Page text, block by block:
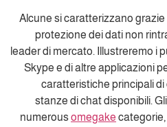
Alcune si caratterizzano
protezione dei dati non
leader di mercato. Illustreremo i
Skype e di altre applicazioni
caratteristiche principali
stanze di chat disponibili.
numerousomegake categorie,